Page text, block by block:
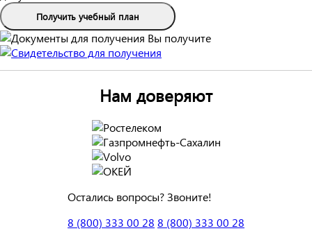
Получить учебный план
Вы получите
Нам доверяют
Остались вопросы? Звоните!
8 (800) 333 00 28 8 (800) 333 00 28